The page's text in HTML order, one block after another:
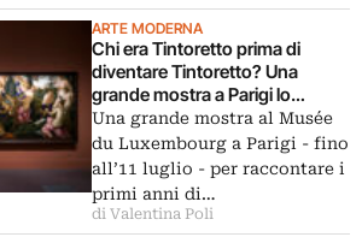
ARTE MODERNA
Chi era Tintoretto prima di
diventare Tintoretto? Una
grande mostra a Parigi lo
racconta
Una grande mostra al Musée
du Luxembourg a Parigi - fino
all’11 luglio - per raccontare i
primi anni di…
di Valentina Poli